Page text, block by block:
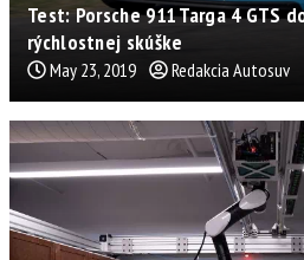
Test: Porsche 911 Targa 4 GTS
rýchlostnej skúške
May 23, 2019 Redakcia Autosuv